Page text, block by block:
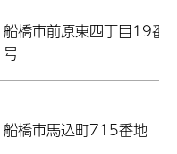
船橋市前原東四丁目19番9
号
船橋市馬込町715番地